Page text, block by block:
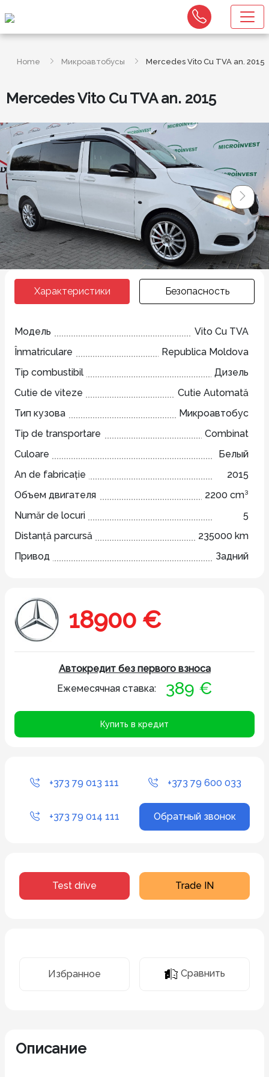
Home Микроавтобусы Mercedes Vito Cu TVA an. 2015
Mercedes Vito Cu TVA an. 2015
Характеристики Безопасность
Модель
Vito Cu TVA
Înmatriculare
Republica Moldova
Tip combustibil
Дизель
Cutie de viteze
Cutie Automată
Тип кузова
Микроавтобус
Tip de transportare
Combinat
Culoare
Белый
An de fabricație
2015
Объем двигателя
2200 cm³
Număr de locuri
5
Distanță parcursă
235000 km
Привод
Задний
18900 €
Автокредит без первого взноса
Ежемесячная ставка:
389 €
Купить в кредит
+373 79 013 111 +373 79 600 033
+373 79 014 111 Обратный звонок
Test drive Trade IN
Избранное Сравнить
Описание